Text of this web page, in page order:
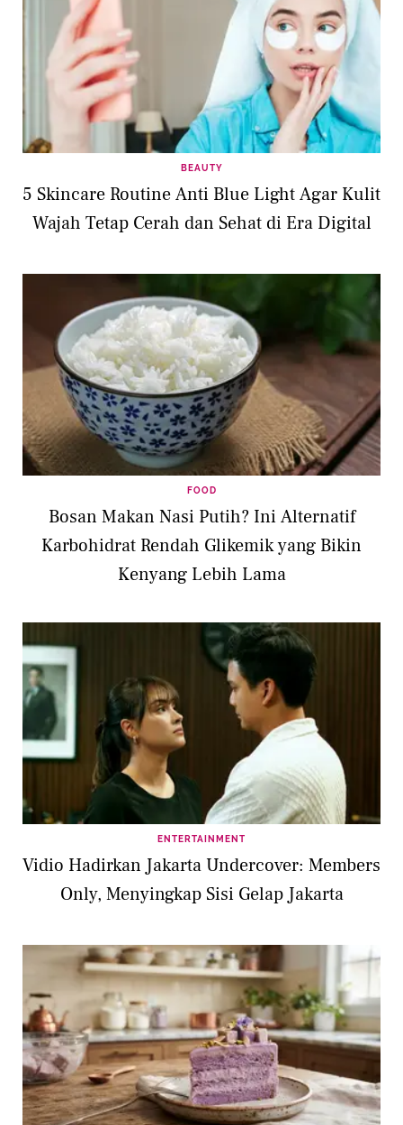
BEAUTY
5 Skincare Routine Anti Blue Light Agar Kulit
Wajah Tetap Cerah dan Sehat di Era Digital
FOOD
Bosan Makan Nasi Putih? Ini Alternatif
Karbohidrat Rendah Glikemik yang Bikin
Kenyang Lebih Lama
ENTERTAINMENT
Vidio Hadirkan Jakarta Undercover: Members
Only, Menyingkap Sisi Gelap Jakarta